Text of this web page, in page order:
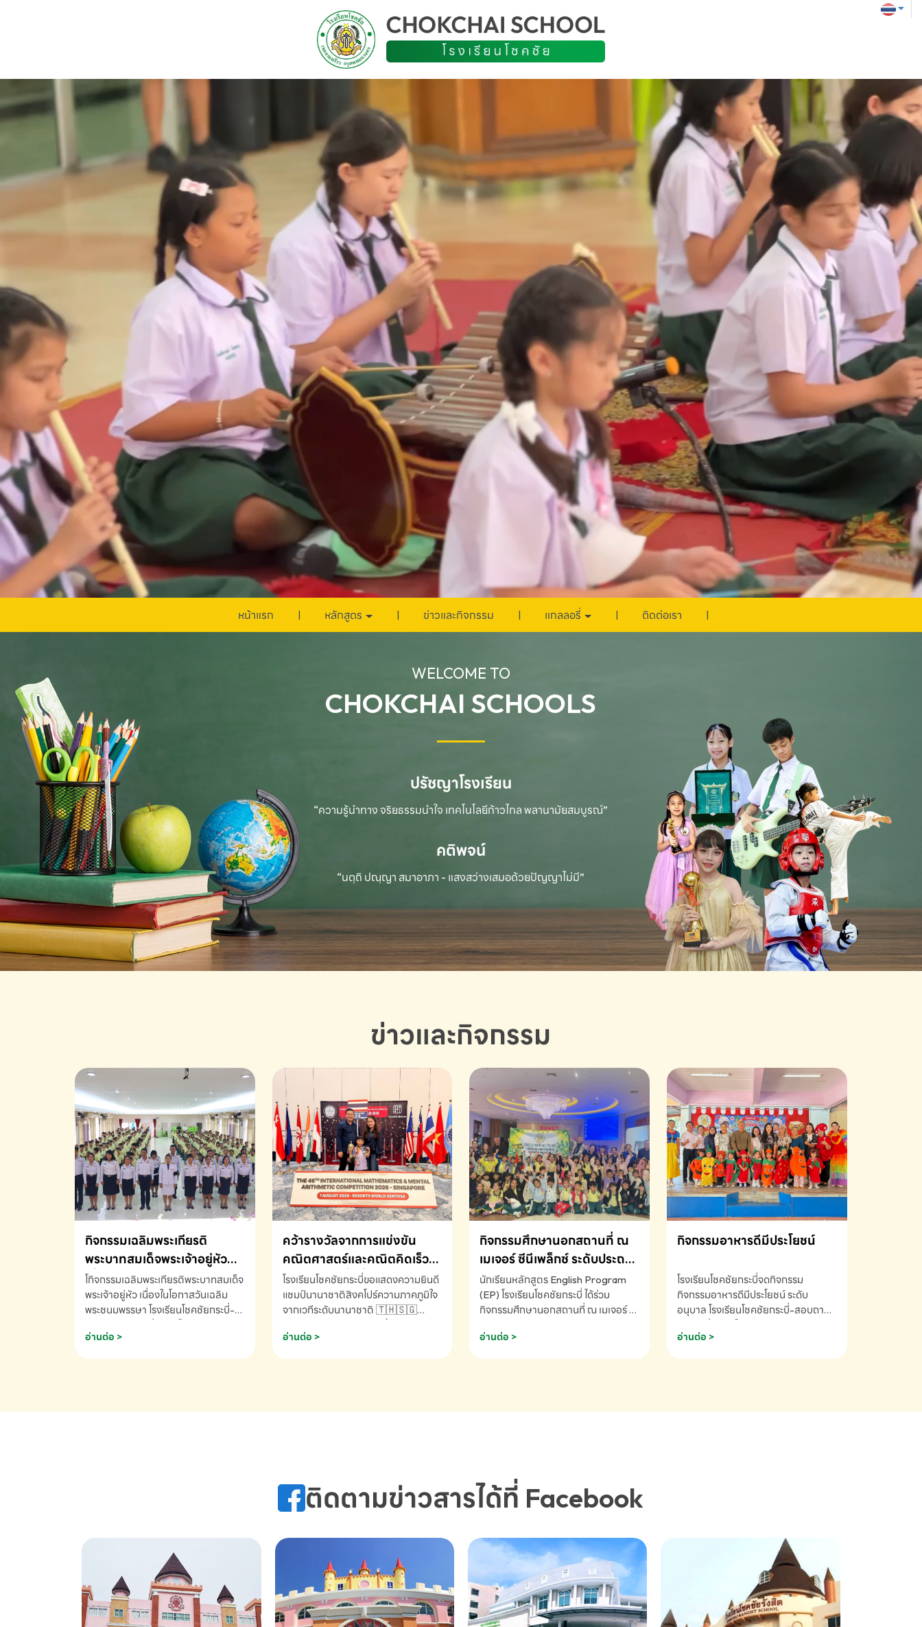
หน้าแรก หลักสูตร ข่าวและกิจกรรม แกลลอรี่ ติดต่อเรา
WELCOME TO
CHOKCHAI SCHOOLS
ปรัชญาโรงเรียน
“ความรู้นำทาง จริยธรรมนำใจ เทคโนโลยีก้าวไกลพลานามัยสมบูรณ์”
คติพจน์
“นตฺถิ ปณฺญา สมาอาภา - แสงสว่างเสมอด้วยปัญญาไม่มี”
ข่าวและกิจกรรม
กิจกรรมเฉลิมพระเกียรติ
พระบาทสมเด็จพระเจ้าอยู่หัว
เนื่องในโอกาสวันเฉลิม
พระชนมพรรษา
โกิจกรรมเฉลิมพระเกียรติพระบาทสมเด็จ
พระเจ้าอยู่หัว เนื่องในโอกาสวันเฉลิม
พระชนมพรรษา โรงเรียนโชคชัยกระบี่-
691910
อ่านต่อ >
คว้ารางวัลจากการแข่งขัน
คณิตศาสตร์และคณิตคิดเร็ว
นานาชาติ ครั้งที่ 46 ประจำปี
2569 ณ ประเทศสิงคโปร์
โรงเรียนโชคชัยกระบี่ขอแสดงความยินดี
แชมป์นานาชาติสิงคโปร์ความภาคภูมิใจ
จากเวทีระดับนานาชาติ 🇹🇭🇸🇬
K3 โรงเรียนโชคชัยกระบี่ จ.กระบี่ คว้า
AND MENTAL ARITHMETIC
Arithmetic Competition K2(Grop)
โรงเรียนโชคชัยกระบี่-สอบถามข้อมูล
อ่านต่อ >
กิจกรรมศึกษานอกสถานที่ ณ
เมเจอร์ ซีนีเพล็กซ์ ระดับประถม
ศึกษา (EP.1-6)
นักเรียนหลักสูตร English Program
(EP) โรงเรียนโชคชัยกระบี่ ได้ร่วม
กิจกรรมศึกษานอกสถานที่ ณ เมเจอร์ ซี
(Soundtrack)เพื่อเสริมทักษะการฟัง
โชคชัยกระบี่-สอบถามข้อมูลเพิ่มเติม
อ่านต่อ >
กิจกรรมอาหารดีมีประโยชน์
โรงเรียนโชคชัยกระบี่จดกิจกรรม
กิจกรรมอาหารดีมีประโยชน์ ระดับ
อนุบาล โรงเรียนโชคชัยกระบี่-สอบถาม
อ่านต่อ >
ติดตามข่าวสารได้ที่ Facebook